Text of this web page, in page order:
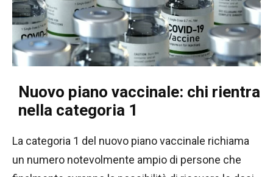
Nuovo piano vaccinale: chi rientra
nella categoria 1
La categoria 1 del nuovo piano vaccinale richiama
un numero notevolmente ampio di persone che